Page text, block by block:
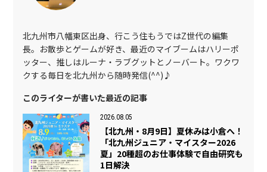
北九州市八幡東区出身、行こう住もうではZ世代の編集
長。お散歩とゲームが好き、最近のマイブームはハリーポ
ッター、推しはルーナ・ラブグットとノーバート。ワクワ
クする毎日を北九州から随時発信(^^)♪
このライターが書いた最近の記事
2026.08.05
【北九州・8月9日】夏休みは小倉へ！
「北九州ジュニア・マイスター2026
夏」20種超のお仕事体験で自由研究も
1日解決